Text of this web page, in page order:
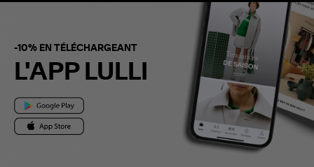
-10% EN TÉLÉCHARGEANT
L'APP LULLI